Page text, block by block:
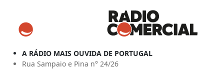
A RÁDIO MAIS OUVIDA DE PORTUGAL
Rua Sampaio e Pina n° 24/26